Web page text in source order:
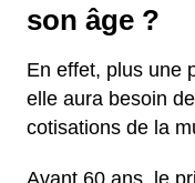
son âge ?
En effet, plus une
elle aura besoin
cotisations de la
Avant 60 ans, le